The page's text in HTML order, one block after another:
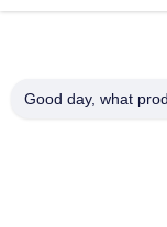
Good day, what